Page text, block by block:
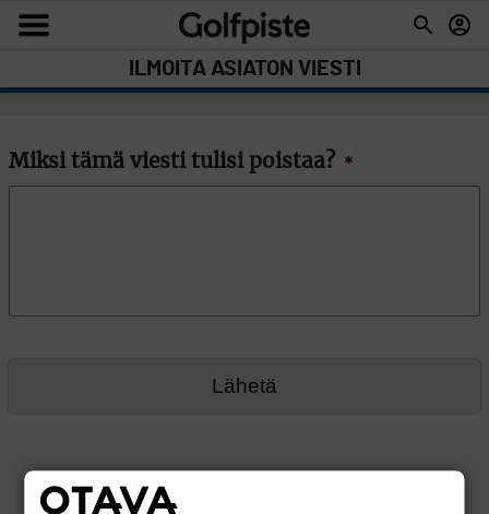
ILMOITA ASIATON VIESTI
Miksi tämä viesti tulisi poistaa? *